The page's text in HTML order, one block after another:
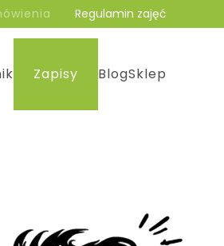
Regulamin zajęć
Zapisy BlogSklep